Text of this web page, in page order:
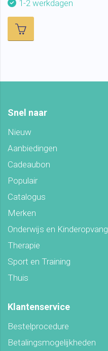
1-2 werkdagen
Snel naar
Nieuw
Aanbiedingen
Cadeaubon
Populair
Catalogus
Merken
Onderwijs en Kinderopvang
Therapie
Sport en Training
Thuis
Klantenservice
Bestelprocedure
Betalingsmogelijkheden